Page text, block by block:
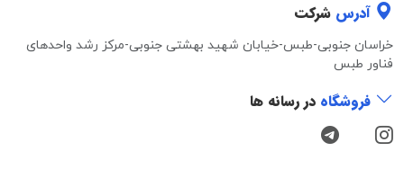
آدرس شرکت
خراسان جنوبی-طبس-خیابان شهید بهشتی جنوبی-مرکز رشد واحدهای
فناور طبس
فروشگاه در رسانه ها